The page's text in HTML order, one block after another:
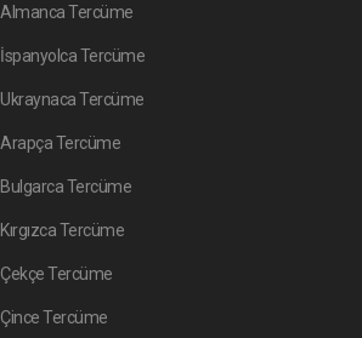
Almanca Tercüme
İspanyolca Tercüme
Ukraynaca Tercüme
Arapça Tercüme
Bulgarca Tercüme
Kırgızca Tercüme
Çekçe Tercüme
Çince Tercüme